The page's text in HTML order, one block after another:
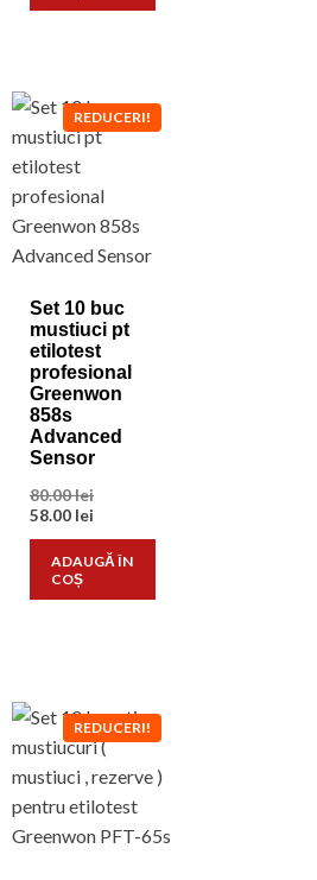
REDUCERI!
Set 10 buc
mustiuci pt
etilotest
profesional
Greenwon
858s
Advanced
Sensor
80.00leiPrețul
fost:
58.00 lei
este:
ADAUGĂ ÎN
COȘ
REDUCERI!